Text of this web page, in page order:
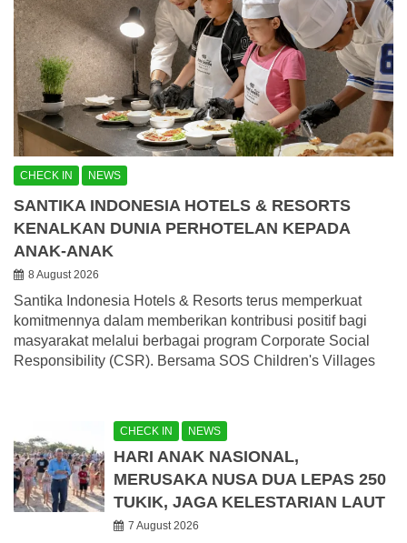
CHECK IN NEWS
SANTIKA INDONESIA HOTELS & RESORTS
KENALKAN DUNIA PERHOTELAN KEPADA
ANAK-ANAK
8 August 2026
Santika Indonesia Hotels & Resorts terus memperkuat
komitmennya dalam memberikan kontribusi positif bagi
masyarakat melalui berbagai program Corporate Social
Responsibility (CSR). Bersama SOS Children's Villages
CHECK IN NEWS
HARI ANAK NASIONAL,
MERUSAKA NUSA DUA LEPAS 250
TUKIK, JAGA KELESTARIAN LAUT
7 August 2026